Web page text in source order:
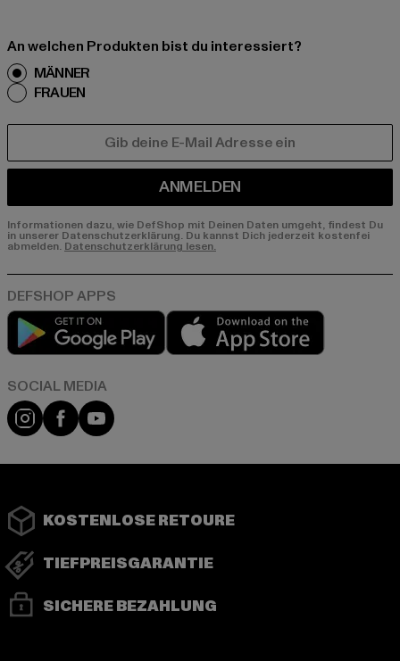
An welchen Produkten bist du interessiert?
MÄNNER
FRAUEN
ANMELDEN
Informationen dazu, wie DefShop mit Deinen Daten umgeht, findest Du
in unserer Datenschutzerklärung. Du kannst Dich jederzeit kostenfei
abmelden. Datenschutzerklärung lesen.
Play market
Instagram
FacebookYouTube
KOSTENLOSE RETOURE
TIEFPREISGARANTIE
SICHERE BEZAHLUNG